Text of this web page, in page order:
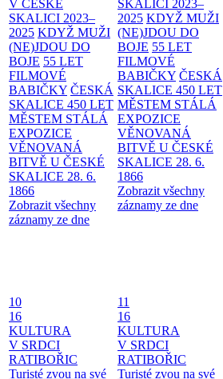
V ČESKÉ
SKALICI 2023–
2025 KDYŽ MUŽI
(NE)JDOU DO
BOJE 55 LET
FILMOVÉ
BABIČKY ČESKÁ
SKALICE 450 LET
MĚSTEM STÁLÁ
EXPOZICE
VĚNOVANÁ
BITVĚ U ČESKÉ
SKALICE 28. 6.
1866
Zobrazit všechny
záznamy ze dne
SKALICI 2023–
2025 KDYŽ MUŽI
(NE)JDOU DO
BOJE 55 LET
FILMOVÉ
BABIČKY ČESKÁ
SKALICE 450 LET
MĚSTEM STÁLÁ
EXPOZICE
VĚNOVANÁ
BITVĚ U ČESKÉ
SKALICE 28. 6.
1866
Zobrazit všechny
záznamy ze dne
10
16
KULTURA
V SRDCI
RATIBOŘIC
Turisté zvou na své
11
16
KULTURA
V SRDCI
RATIBOŘIC
Turisté zvou na své